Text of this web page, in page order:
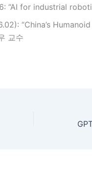
“AI for industrial
“China’s
교수